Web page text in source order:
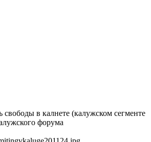
в калнете (калужском сегменте
форума